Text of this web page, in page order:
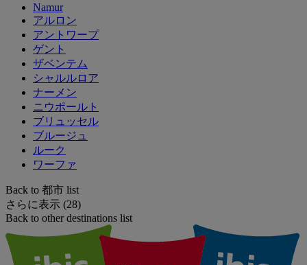
Namur
アルロン
アントワープ
ゲント
ザベンテム
シャルルロア
ナーメン
ニウポールト
ブリュッセル
ブルージュ
ルーク
ワーファ
Back to 都市 list
さらに表示 (28)
Back to other destinations list